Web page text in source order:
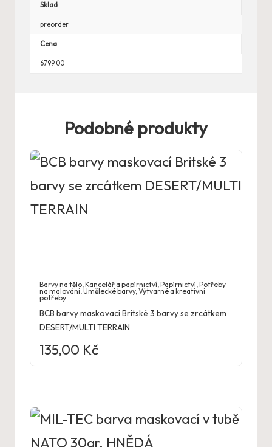
Sklad
preorder
Cena
6799.00
Podobné produkty
Barvy na tělo ,Kancelář a papírnictví ,Papírnictví ,Potřeby
na malování ,Umělecké barvy,Výtvarné a kreativní
potřeby
BCB barvy maskovací Britské 3 barvy se zrcátkem
DESERT/MULTI TERRAIN
135,00 Kč